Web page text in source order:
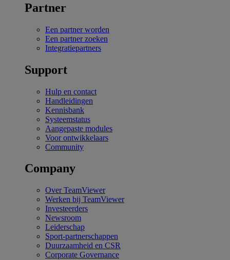
Partner
Een partner worden
Een partner zoeken
Integratiepartners
Support
Hulp en contact
Handleidingen
Kennisbank
Systeemstatus
Aangepaste modules
Voor ontwikkelaars
Community
Company
Over TeamViewer
Werken bij TeamViewer
Investeerders
Newsroom
Leiderschap
Sport-partnerschappen
Duurzaamheid en CSR
Corporate Governance